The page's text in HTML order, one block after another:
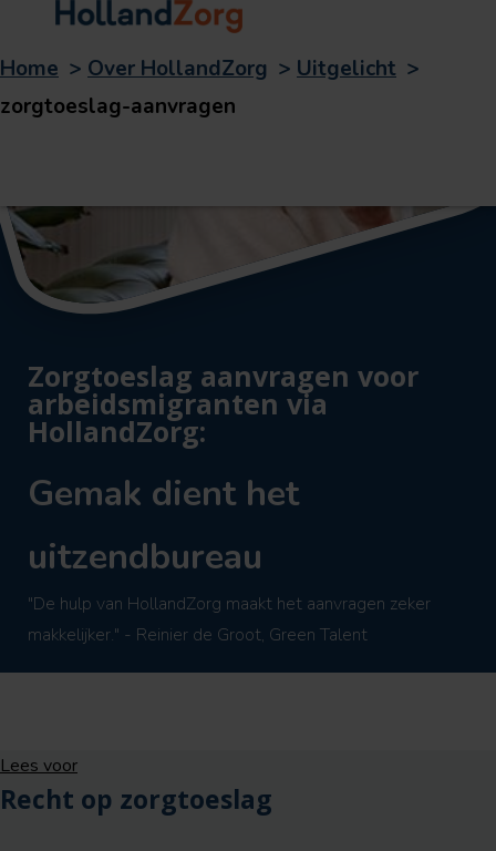
Home > Over HollandZorg > Uitgelicht >
zorgtoeslag-aanvragen
Zorgtoeslag aanvragen voor
arbeidsmigranten via
HollandZorg:
Gemak dient het
uitzendbureau
"De hulp van HollandZorg maakt het aanvragen zeker
makkelijker." - Reinier de Groot, Green Talent
Lees voor
Recht op zorgtoeslag